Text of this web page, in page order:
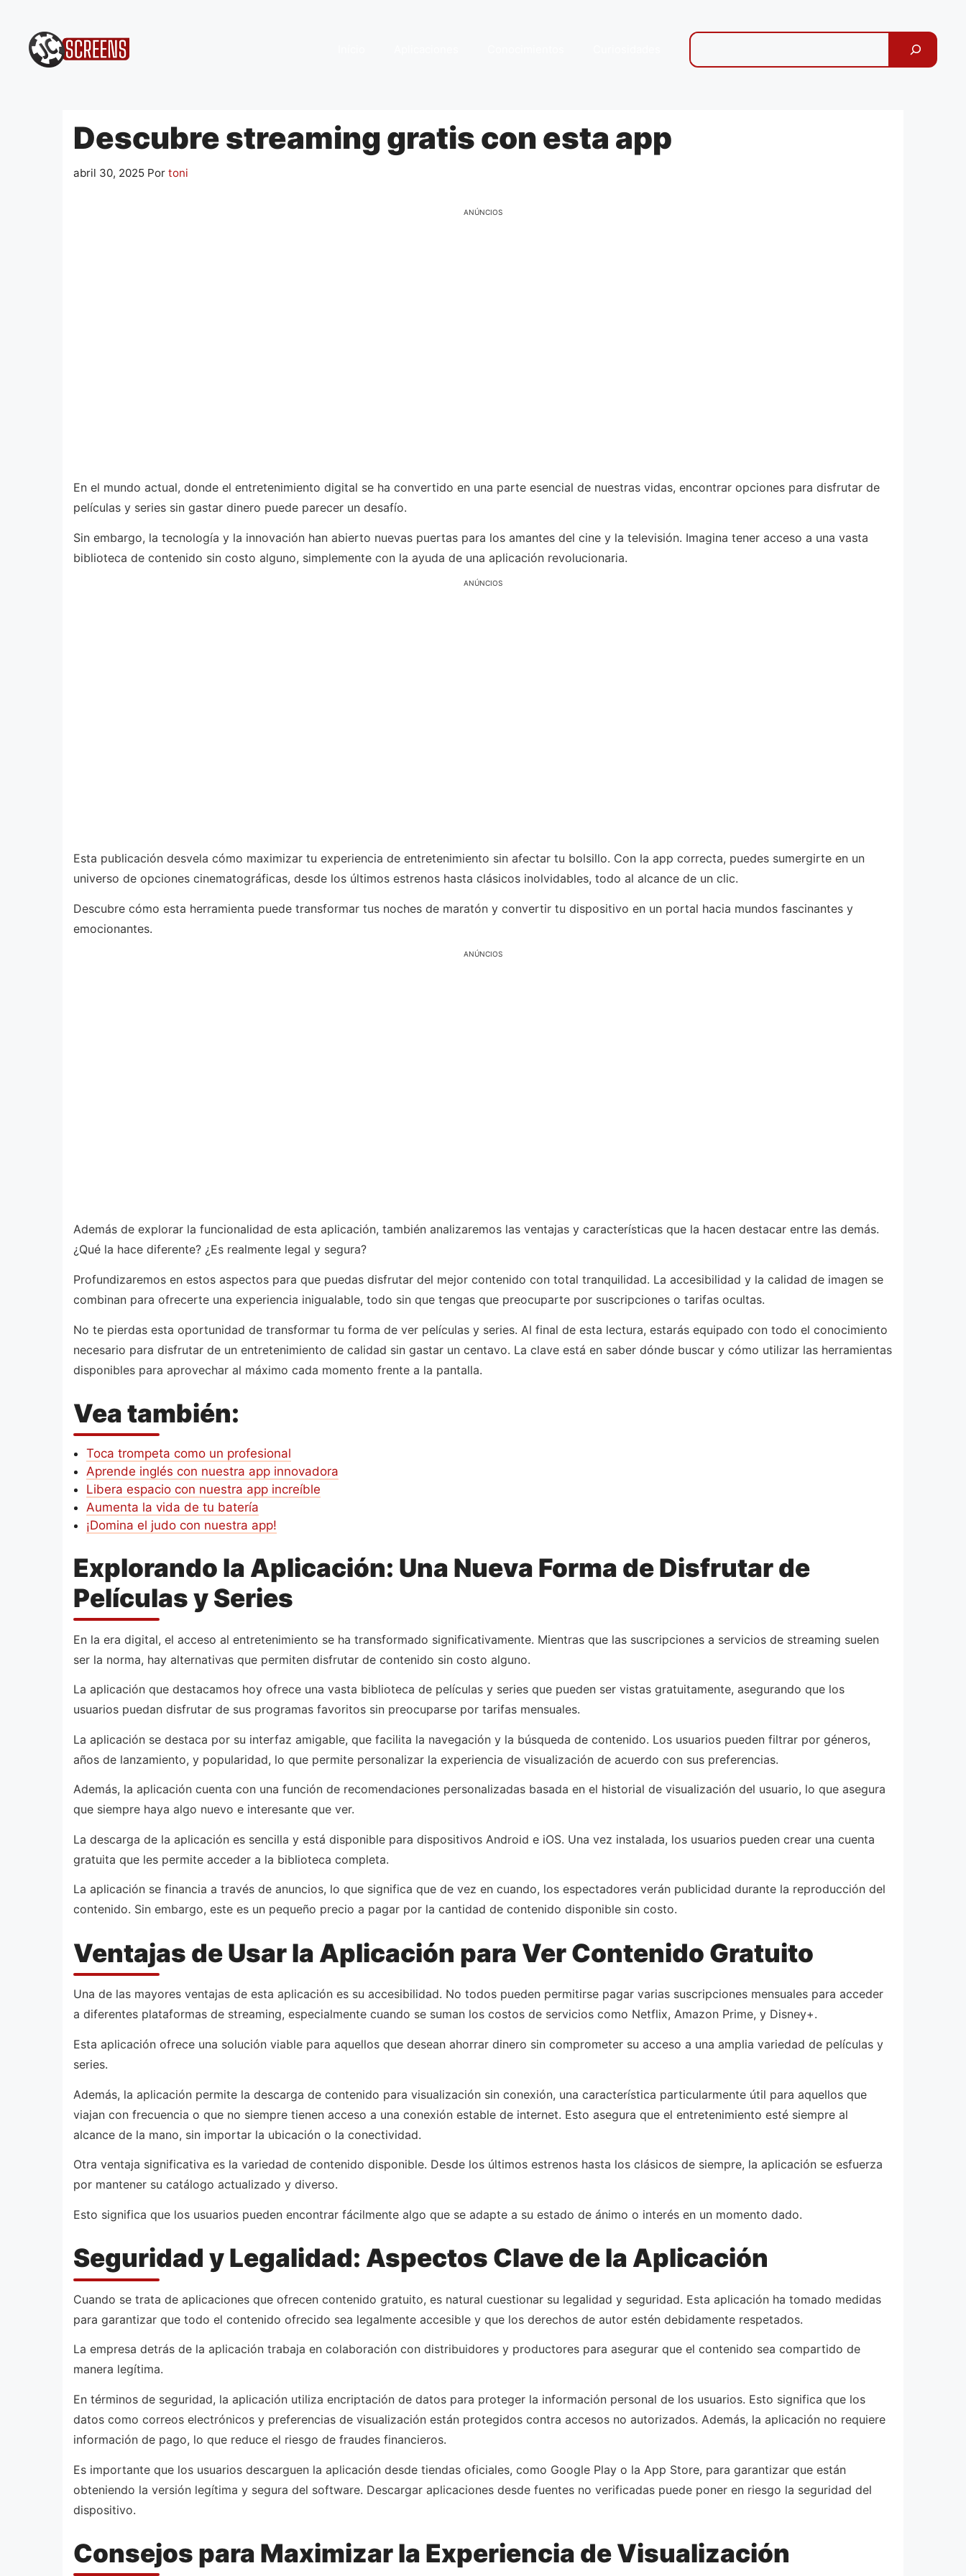
conteúdo
Descubre streaming gratis con esta app
abril 30, 2025 Por toni
ANÚNCIOS
En el mundo actual, donde el entretenimiento digital se ha convertido en una parte esencial de nuestras vidas, encontrar opciones para disfrutar de
películas y series sin gastar dinero puede parecer un desafío.
Sin embargo, la tecnología y la innovación han abierto nuevas puertas para los amantes del cine y la televisión. Imagina tener acceso a una vasta
biblioteca de contenido sin costo alguno, simplemente con la ayuda de una aplicación revolucionaria.
ANÚNCIOS
Esta publicación desvela cómo maximizar tu experiencia de entretenimiento sin afectar tu bolsillo. Con la app correcta, puedes sumergirte en un
universo de opciones cinematográficas, desde los últimos estrenos hasta clásicos inolvidables, todo al alcance de un clic.
Descubre cómo esta herramienta puede transformar tus noches de maratón y convertir tu dispositivo en un portal hacia mundos fascinantes y
emocionantes.
ANÚNCIOS
Además de explorar la funcionalidad de esta aplicación, también analizaremos las ventajas y características que la hacen destacar entre las demás.
¿Qué la hace diferente? ¿Es realmente legal y segura?
Profundizaremos en estos aspectos para que puedas disfrutar del mejor contenido con total tranquilidad. La accesibilidad y la calidad de imagen se
combinan para ofrecerte una experiencia inigualable, todo sin que tengas que preocuparte por suscripciones o tarifas ocultas.
No te pierdas esta oportunidad de transformar tu forma de ver películas y series. Al final de esta lectura, estarás equipado con todo el conocimiento
necesario para disfrutar de un entretenimiento de calidad sin gastar un centavo. La clave está en saber dónde buscar y cómo utilizar las herramientas
disponibles para aprovechar al máximo cada momento frente a la pantalla.
Vea también:
Toca trompeta como un profesional
Aprende inglés con nuestra app innovadora
Libera espacio con nuestra app increíble
Aumenta la vida de tu batería
¡Domina el judo con nuestra app!
Explorando la Aplicación: Una Nueva Forma de Disfrutar de
Películas y Series
En la era digital, el acceso al entretenimiento se ha transformado significativamente. Mientras que las suscripciones a servicios de streaming suelen
ser la norma, hay alternativas que permiten disfrutar de contenido sin costo alguno.
La aplicación que destacamos hoy ofrece una vasta biblioteca de películas y series que pueden ser vistas gratuitamente, asegurando que los
usuarios puedan disfrutar de sus programas favoritos sin preocuparse por tarifas mensuales.
La aplicación se destaca por su interfaz amigable, que facilita la navegación y la búsqueda de contenido. Los usuarios pueden filtrar por géneros,
años de lanzamiento, y popularidad, lo que permite personalizar la experiencia de visualización de acuerdo con sus preferencias.
Además, la aplicación cuenta con una función de recomendaciones personalizadas basada en el historial de visualización del usuario, lo que asegura
que siempre haya algo nuevo e interesante que ver.
La descarga de la aplicación es sencilla y está disponible para dispositivos Android e iOS. Una vez instalada, los usuarios pueden crear una cuenta
gratuita que les permite acceder a la biblioteca completa.
La aplicación se financia a través de anuncios, lo que significa que de vez en cuando, los espectadores verán publicidad durante la reproducción del
contenido. Sin embargo, este es un pequeño precio a pagar por la cantidad de contenido disponible sin costo.
Ventajas de Usar la Aplicación para Ver Contenido Gratuito
Una de las mayores ventajas de esta aplicación es su accesibilidad. No todos pueden permitirse pagar varias suscripciones mensuales para acceder
a diferentes plataformas de streaming, especialmente cuando se suman los costos de servicios como Netflix, Amazon Prime, y Disney+.
Esta aplicación ofrece una solución viable para aquellos que desean ahorrar dinero sin comprometer su acceso a una amplia variedad de películas y
series.
Además, la aplicación permite la descarga de contenido para visualización sin conexión, una característica particularmente útil para aquellos que
viajan con frecuencia o que no siempre tienen acceso a una conexión estable de internet. Esto asegura que el entretenimiento esté siempre al
alcance de la mano, sin importar la ubicación o la conectividad.
Otra ventaja significativa es la variedad de contenido disponible. Desde los últimos estrenos hasta los clásicos de siempre, la aplicación se esfuerza
por mantener su catálogo actualizado y diverso.
Esto significa que los usuarios pueden encontrar fácilmente algo que se adapte a su estado de ánimo o interés en un momento dado.
Seguridad y Legalidad: Aspectos Clave de la Aplicación
Cuando se trata de aplicaciones que ofrecen contenido gratuito, es natural cuestionar su legalidad y seguridad. Esta aplicación ha tomado medidas
para garantizar que todo el contenido ofrecido sea legalmente accesible y que los derechos de autor estén debidamente respetados.
La empresa detrás de la aplicación trabaja en colaboración con distribuidores y productores para asegurar que el contenido sea compartido de
manera legítima.
En términos de seguridad, la aplicación utiliza encriptación de datos para proteger la información personal de los usuarios. Esto significa que los
datos como correos electrónicos y preferencias de visualización están protegidos contra accesos no autorizados. Además, la aplicación no requiere
información de pago, lo que reduce el riesgo de fraudes financieros.
Es importante que los usuarios descarguen la aplicación desde tiendas oficiales, como Google Play o la App Store, para garantizar que están
obteniendo la versión legítima y segura del software. Descargar aplicaciones desde fuentes no verificadas puede poner en riesgo la seguridad del
dispositivo.
Consejos para Maximizar la Experiencia de Visualización